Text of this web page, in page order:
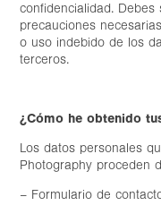
confidencialidad.
precauciones
o uso indebido de los
terceros.
¿Cómo he obtenido
Los datos personales
Photography proceden
– Formulario de